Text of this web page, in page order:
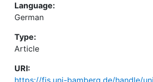
Language:
German
Type:
Article
URI:
https://fis.uni-bamberg.de/handle/